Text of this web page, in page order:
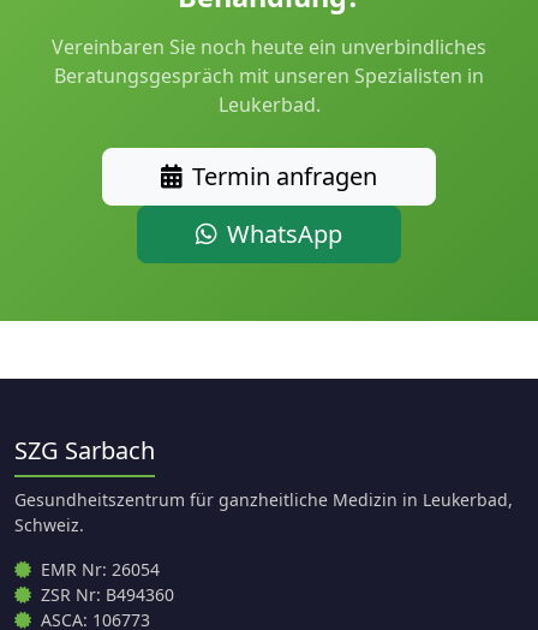
Vereinbaren Sie noch heute ein unverbindliches
Beratungsgespräch mit unseren Spezialisten in
Leukerbad.
Termin anfragen
WhatsApp
SZG Sarbach
Gesundheitszentrum für ganzheitliche Medizin in Leukerbad,
Schweiz.
EMR Nr: 26054
ZSR Nr: B494360
ASCA: 106773